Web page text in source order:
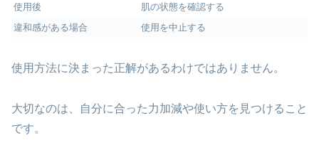
使用後
肌の状態を確認する
違和感がある場合
使用を中止する
使用方法に決まった正解があるわけではありません。
大切なのは、自分に合った力加減や使い方を見つけること
です。